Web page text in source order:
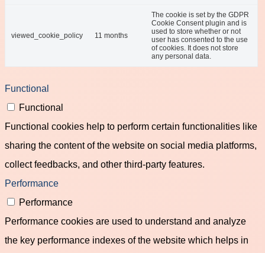
viewed_cookie_policy 11 months
The cookie is set by the GDPR
Cookie Consent plugin and is
used to store whether or not
user has consented to the use
of cookies. It does not store
any personal data.
Functional
Functional
Functional cookies help to perform certain functionalities like
sharing the content of the website on social media platforms,
collect feedbacks, and other third-party features.
Performance
Performance
Performance cookies are used to understand and analyze
the key performance indexes of the website which helps in